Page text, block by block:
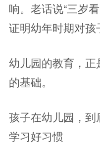
响。老话说“三岁
证明幼年时期对孩
幼儿园的教育，
的基础。
孩子在幼儿园，到
学习好习惯